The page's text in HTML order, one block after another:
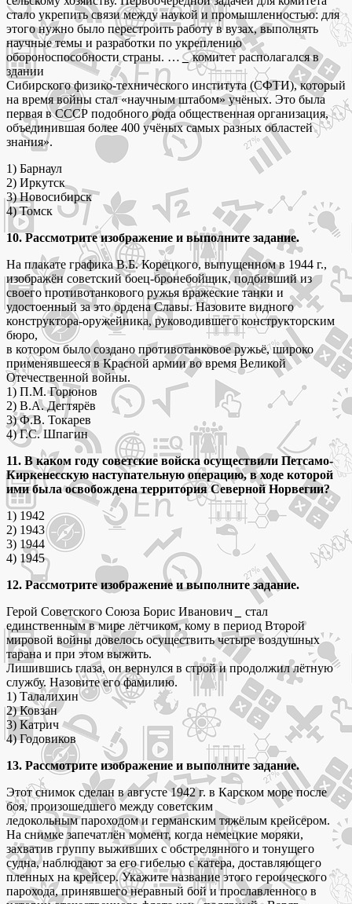
стало укрепить связи между наукой и промышленностью: для
этого нужно было перестроить работу в вузах, выполнять
научные темы и разработки по укреплению
обороноспособности страны. …_комитет располагался в
здании
Сибирского физико-технического института (СФТИ), который
на время войны стал «научным штабом» учёных. Это была
первая в СССР подобного рода общественная организация,
объединившая более 400 учёных самых разных областей
знания».
1) Барнаул
2) Иркутск
3) Новосибирск
4) Томск
10. Рассмотрите изображение и выполните задание.
На плакате графика В.Б. Корецкого, выпущенном в 1944 г.,
изображён советский боец-бронебойщик, подбивший из
своего противотанкового ружья вражеские танки и
удостоенный за это ордена Славы. Назовите видного
конструктора-оружейника, руководившего конструкторским
бюро,
в котором было создано противотанковое ружьё, широко
применявшееся в Красной армии во время Великой
Отечественной войны.
1) П.М. Горюнов
2) В.А. Дегтярёв
3) Ф.В. Токарев
4) Г.С. Шпагин
11. В каком году советские войска осуществили Петсамо-
Киркенесскую наступательную операцию, в ходе которой
ими была освобождена территория Северной Норвегии?
1) 1942
2) 1943
3) 1944
4) 1945
12. Рассмотрите изображение и выполните задание.
Герой Советского Союза Борис Иванович
стал
единственным в мире лётчиком, кому в период Второй
мировой войны довелось осуществить четыре воздушных
тарана и при этом выжить.
Лишившись глаза, он вернулся в строй и продолжил лётную
службу. Назовите его фамилию.
1) Талалихин
2) Ковзан
3) Катрич
4) Годовиков
13. Рассмотрите изображение и выполните задание.
Этот снимок сделан в августе 1942 г. в Карском море после
боя, произошедшего между советским
ледокольным пароходом и германским тяжёлым крейсером.
На снимке запечатлён момент, когда немецкие моряки,
захватив группу выживших с обстрелянного и тонущего
судна, наблюдают за его гибелью с катера, доставляющего
пленных на крейсер. Укажите название этого героического
парохода, принявшего неравный бой и прославленного в